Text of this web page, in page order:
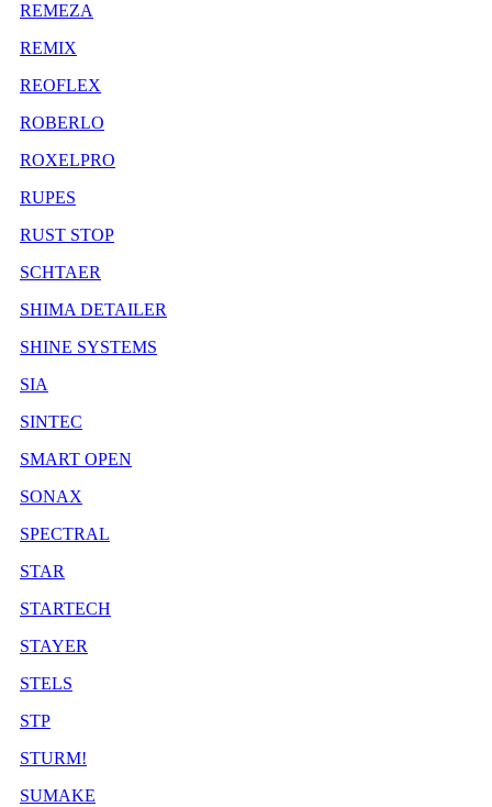
REMEZA
REMIX
REOFLEX
ROBERLO
ROXELPRO
RUPES
RUST STOP
SCHTAER
SHIMA DETAILER
SHINE SYSTEMS
SIA
SINTEC
SMART OPEN
SONAX
SPECTRAL
STAR
STARTECH
STAYER
STELS
STP
STURM!
SUMAKE